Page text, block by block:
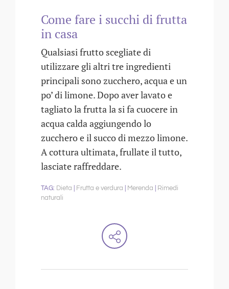
Come fare i succhi di frutta
in casa
Qualsiasi frutto scegliate di
utilizzare gli altri tre ingredienti
principali sono zucchero, acqua e un
po’ di limone. Dopo aver lavato e
tagliato la frutta la si fa cuocere in
acqua calda aggiungendo lo
zucchero e il succo di mezzo limone.
A cottura ultimata, frullate il tutto,
lasciate raffreddare.
Dieta Frutta e verdura Merenda
Rimedi
naturali